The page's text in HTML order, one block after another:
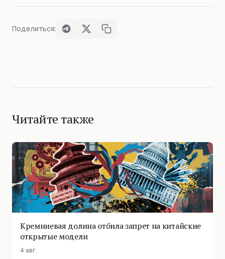
Поделиться:
Читайте также
Кремниевая долина отбила запрет на китайские
открытые модели
4 авг.